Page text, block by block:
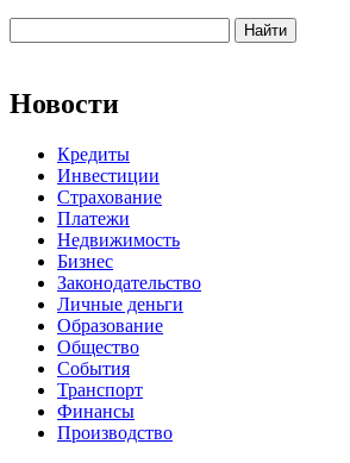
Новости
Кредиты
Инвестиции
Страхование
Платежи
Недвижимость
Бизнес
Законодательство
Личные деньги
Образование
Общество
События
Транспорт
Финансы
Производство